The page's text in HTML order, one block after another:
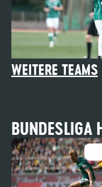
WEITERE TEAMS
BUNDESLIGA